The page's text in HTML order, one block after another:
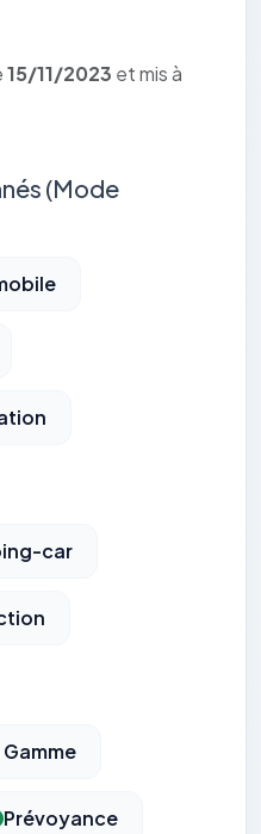
15/11/2023 et mis à
(Mode
car
Prévoyance